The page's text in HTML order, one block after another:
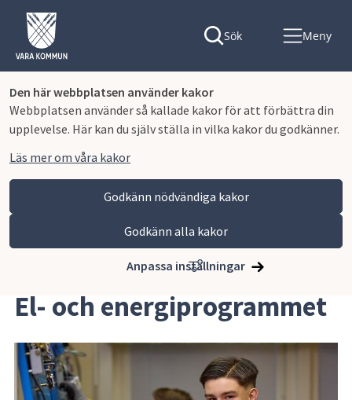
Den här webbplatsen använder kakor
Webbplatsen använder så kallade kakor för att förbättra din
upplevelse. Här kan du själv ställa in vilka kakor du godkänner.
Läs mer om våra kakor
Godkänn nödvändiga kakor
Godkänn alla kakor
Anpassa inställningar
Sök Meny
Lagmansgymnasiet
Våra program
El- och energiprogrammet
El- och energiprogrammet